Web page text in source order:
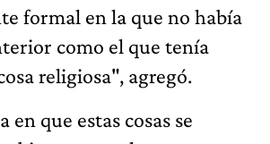
formal en la que no había
como el que tenía
religiosa", agregó.
en que estas cosas se